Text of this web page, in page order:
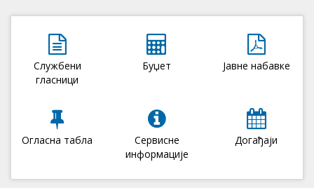
Службени
гласници
Буџет Јавне набавке
Огласна табла
Сервисне
информације
Догађаји